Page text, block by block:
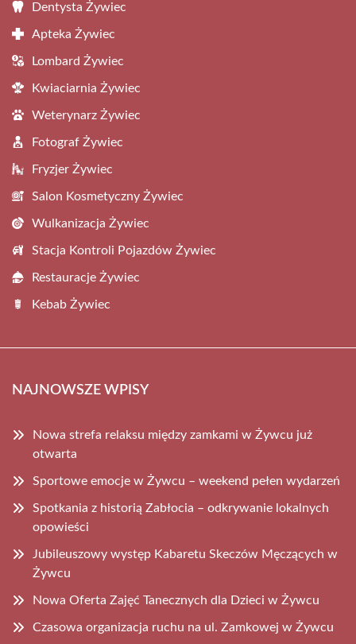
Dentysta Żywiec
Apteka Żywiec
Lombard Żywiec
Kwiaciarnia Żywiec
Weterynarz Żywiec
Fotograf Żywiec
Fryzjer Żywiec
Salon Kosmetyczny Żywiec
Wulkanizacja Żywiec
Stacja Kontroli Pojazdów Żywiec
Restauracje Żywiec
Kebab Żywiec
NAJNOWSZE WPISY
Nowa strefa relaksu między zamkami w Żywcu już
otwarta
Sportowe emocje w Żywcu – weekend pełen wydarzeń
Spotkania z historią Zabłocia – odkrywanie lokalnych
opowieści
Jubileuszowy występ Kabaretu Skeczów Męczących w
Żywcu
Nowa Oferta Zajęć Tanecznych dla Dzieci w Żywcu
Czasowa organizacja ruchu na ul. Zamkowej w Żywcu